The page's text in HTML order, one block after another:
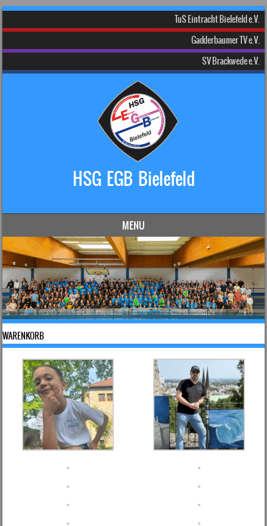
TuS Eintracht Bielefeld e.V.
Gadderbaumer TV e.V.
SV Brackwede e.V.
HSG EGB Bielefeld
MENU
Skip to content
WARENKORB